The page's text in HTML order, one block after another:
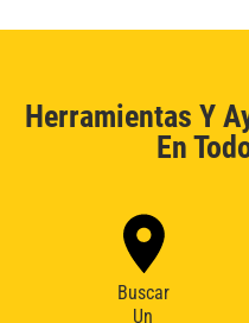
Herramientas Y
En
Buscar
Un